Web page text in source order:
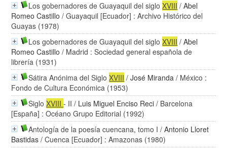
Los gobernadores de Guayaquil del sigloXVIII /Abel
Romeo Castillo / Guayaquil [Ecuador] : Archivo Histórico del
Guayas (1978)
Los gobernadores de Guayaquil del sigloXVIII /Abel
Romeo Castillo / Madrid : Sociedad general española de
librería (1931)
Sátira Anónima del SigloXVIII /José Miranda / México :
Fondo de Cultura Económica (1953)
SigloXVIII- II / Luis Miguel Enciso Reci / Barcelona
[España] : Océano Grupo Editorial (1992)
Antología de la poesía cuencana, tomo I /Antonio Lloret
Bastidas / Cuenca [Ecuador] : Amazonas (1980)